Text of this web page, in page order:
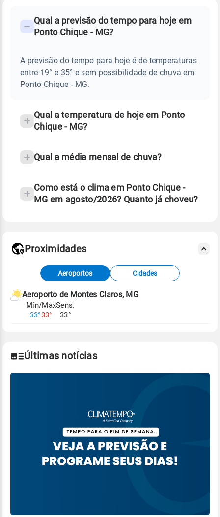
PREVISÃO
TEMPO
CHIQUE
Perguntas
sobre
chuva
Qual a previsão do tempo para hoje em
Ponto Chique - MG?
A previsão do tempo para hoje é de temperaturas
entre 19° e 35° e sem possibilidade de chuva em
Ponto Chique - MG.
Qual a temperatura de hoje em Ponto
Chique - MG?
Qual a média mensal de chuva?
Como está o clima em Ponto Chique -
MG em agosto/2026? Quanto já choveu?
Fonte: dados combinados de estações
meteorológicas e satélite do Centro de Previsão
de Tempo e Estudos Climáticos (CPTEC).
Para obter mais informações sobre os dados
Proximidades
Aeroportos Cidades
Aeroporto de Montes Claros, MG
Mín/Max
33°33°
Sens.
33°
Últimas notícias